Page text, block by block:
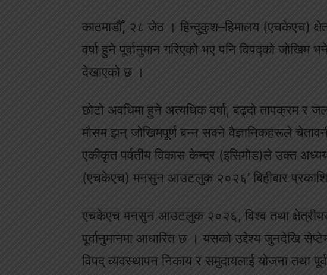
काठमाडौँ, २८ जेठ । हिन्दुकुश–हिमालय (एचकेएच)
वर्षा हुने पूर्वानुमान गरिएको भए पनि विपद्को
देखाएको छ ।
छोटो अवधिमा हुने अत्यधिक वर्षा, बढ्दो तापक्रम र
मौसम झन् जोखिमपूर्ण बन्न सक्ने वैज्ञानिकहरूले
एकीकृत पर्वतीय विकास केन्द्र (इसिमोड)ले उक्त
(एचकेएच) मनसुन आउटलुक २०२६’ बिहीबार
एचकेएच मनसुन आउटलुक २०२६, विश्व तथा
पूर्वानुमानमा आधारित छ । यसको उद्देश्य जुनदेखि
विपद् व्यवस्थापन निकाय र समुदायलाई योजना तथा